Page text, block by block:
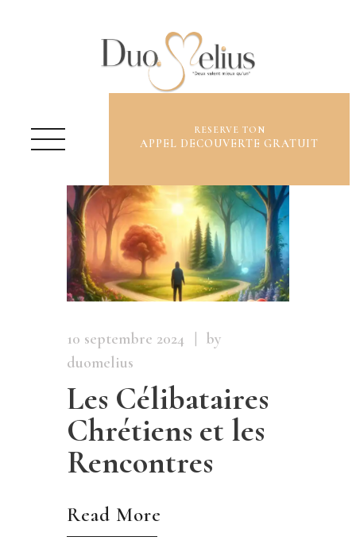
RESERVE TON
APPEL DECOUVERTE GRATUIT
QUI SUIS-JE ?
OFFRES ET TARIFS
ME CONTACTER
BLOG
10 septembre 2024
by
duomelius
Les Célibataires
Chrétiens et les
Rencontres
Read More